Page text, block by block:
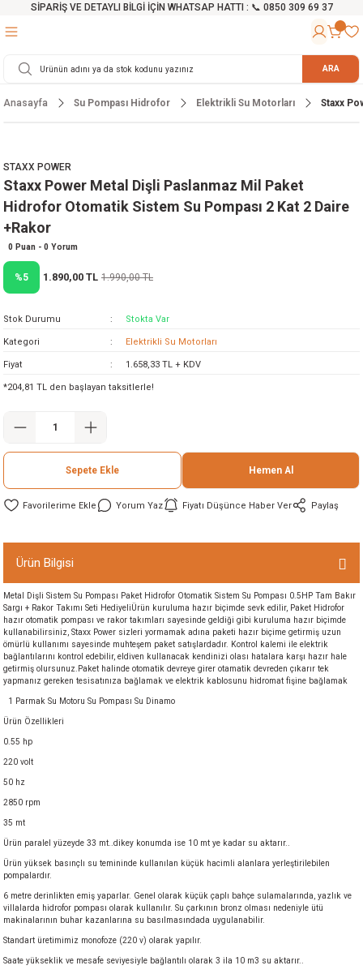
SİPARİŞ VE DETAYLI BİLGİ İÇİN WHATSAP HATTI : 📞 0850 309 69 37
Testereler
Makinesi
Testereler
Cihazları
Mikser
Üfleme Makinesi
ve Arabalar
Malzemeleri ARA
Anasayfa Su Pompası Hidrofor Elektrikli Su Motorları Staxx
STAXX POWER
Staxx Power Metal Dişli Paslanmaz Mil Paket
Hidrofor Otomatik Sistem Su Pompası 2 Kat 2 Daire
+Rakor
0 Puan - 0 Yorum
%5 1.890,00 TL 1.990,00 TL
Stok Durumu Stokta Var
Kategori Elektrikli Su Motorları
Fiyat 1.658,33 TL + KDV
*204,81 TL den başlayan taksitlerle!
Sepete Ekle Hemen Al
Yorum Yaz Fiyatı Düşünce Haber Ver Paylaş
Ürün Bilgisi
Metal Dişli Sistem Su Pompası Paket Hidrofor Otomatik Sistem Su Pompası 0.5HP Tam Bakır
Sargı + Rakor Takımı Seti HediyeliÜrün kuruluma hazır biçimde sevk edilir, Paket Hidrofor
hazır otomatik pompası ve rakor takımları sayesinde geldiği gibi kuruluma hazır biçimde
kullanabilirsiniz, Staxx Power sizleri yormamak adına paketi hazır biçime getirmiş uzun
ömürlü kullanımı sayesinde muhteşem paket satışlardadır. Kontrol kalemi ile elektrik
bağlantılarını kontrol edebilir, eldiven kullanacak kendinizi olası hatalara karşı hazır hale
getirmiş olursunuz.Paket halinde otomatik devreye girer otamatik devreden çıkarır tek
yapmanız gereken tesisatınıza bağlamak ve elektrik kablosunu hidromat fişine bağlamak
1 Parmak Su Motoru Su Pompası Su Dinamo
Ürün Özellikleri
0.55 hp
220 volt
50 hz
2850 rpm
35 mt
Ürün paralel yüzeyde 33 mt..dikey konumda ise 10 mt ye kadar su aktarır..
Ürün yüksek basınçlı su temininde kullanılan küçük hacimli alanlara yerleştirilebilen
pompalardır.
6 metre derinlikten emiş yaparlar. Genel olarak küçük çaplı bahçe sulamalarında, yazlık ve
villalarda hidrofor pompası olarak kullanılır. Su çarkının bronz olması nedeniyle ütü
makinalarının buhar kazanlarına su basılmasındada uygulanabilir.
Standart üretimimiz monofoze (220 v) olarak yapılır.
Saate yükseklik ve mesafe seviyesiyle bağlantılı olarak 3 ila 10 m3 su aktarır..